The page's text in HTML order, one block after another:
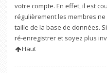
votre compte. En effet, il est
régulièrement les membres
taille de la base de données.
ré-enregistrer et soyez plus
Haut